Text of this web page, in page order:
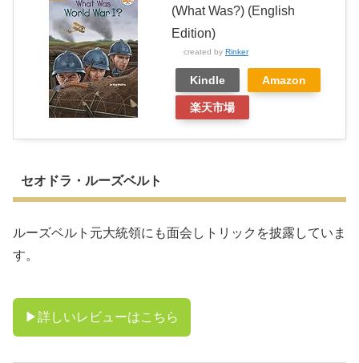
(What Was?) (English
Edition)
created by Rinker
Kindle Amazon
楽天市場
セオドラ・ルーズベルト
ルーズベルト元大統領にも面会しトリックを披露していま
す。
▶︎詳しいレビューはこちら